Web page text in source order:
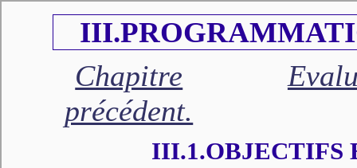
Chapitre
précédent.
III.1.OBJECTIFS